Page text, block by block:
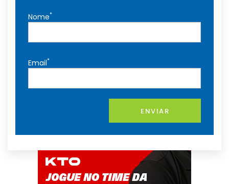
Nome*
Email*
ENVIAR